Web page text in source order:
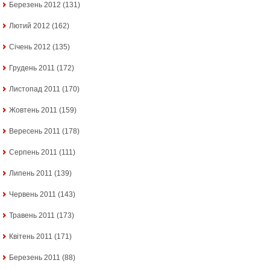
Березень 2012 (131)
Лютий 2012 (162)
Січень 2012 (135)
Грудень 2011 (172)
Листопад 2011 (170)
Жовтень 2011 (159)
Вересень 2011 (178)
Серпень 2011 (111)
Липень 2011 (139)
Червень 2011 (143)
Травень 2011 (173)
Квітень 2011 (171)
Березень 2011 (88)